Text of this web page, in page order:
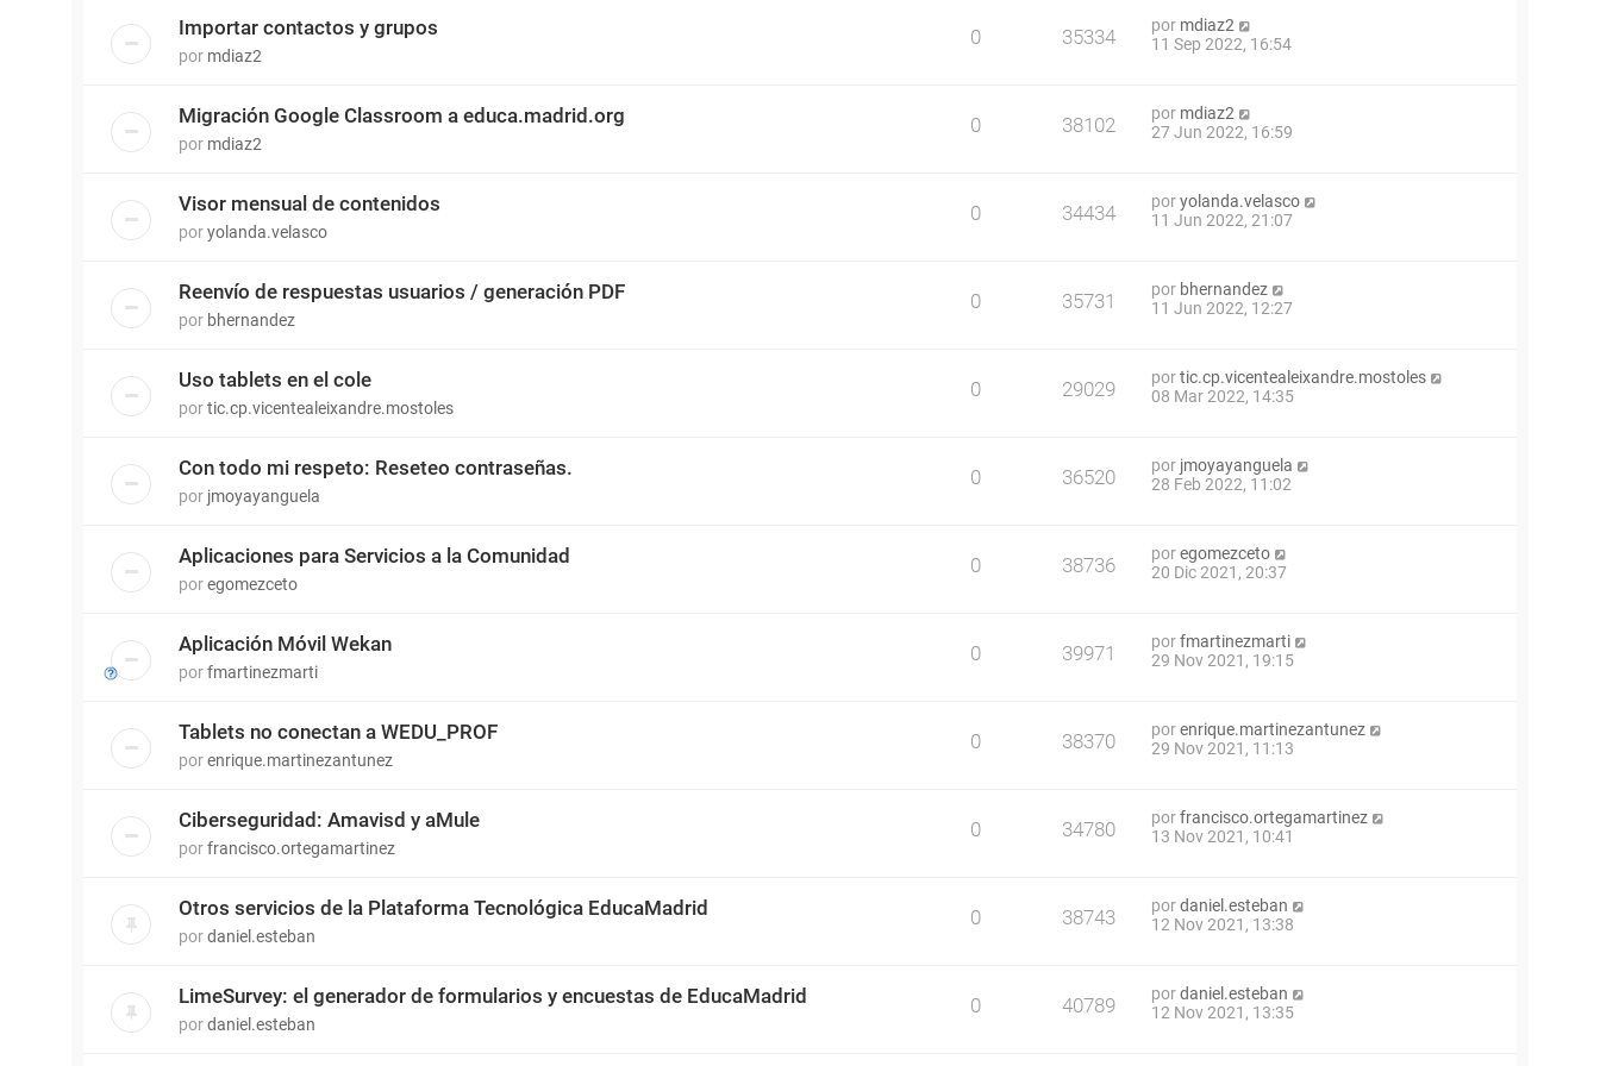
Importar contactos y grupos
por mdiaz2
0 35334 por mdiaz2
11 Sep 2022, 16:54
Migración Google Classroom a educa.madrid.org
por mdiaz2
0 38102 por mdiaz2
27 Jun 2022, 16:59
Visor mensual de contenidos
poryolanda.velasco
0 34434 poryolanda.velasco
11 Jun 2022, 21:07
Reenvío de respuestas usuarios / generación PDF
por bhernandez
0 35731 por bhernandez
11 Jun 2022, 12:27
Uso tablets en el cole
portic.cp.vicentealeixandre.mostoles
0 29029 portic.cp.vicentealeixandre.mostoles
08 Mar 2022, 14:35
Con todo mi respeto: Reseteo contraseñas.
por jmoyayanguela
0 36520 por jmoyayanguela
28 Feb 2022, 11:02
Aplicaciones para Servicios a la Comunidad
poregomezceto
0 38736 poregomezceto
20 Dic 2021, 20:37
Aplicación Móvil Wekan
porfmartinezmarti
0 39971 porfmartinezmarti
29 Nov 2021, 19:15
Tablets no conectan a WEDU_PROF
porenrique.martinezantunez
0 38370 porenrique.martinezantunez
29 Nov 2021, 11:13
Ciberseguridad: Amavisd y aMule
porfrancisco.ortegamartinez
0 34780 porfrancisco.ortegamartinez
13 Nov 2021, 10:41
Otros servicios de la Plataforma Tecnológica EducaMadrid
pordaniel.esteban
0 38743 pordaniel.esteban
12 Nov 2021, 13:38
LimeSurvey: el generador de formularios y encuestas de EducaMadrid
pordaniel.esteban
0 40789 pordaniel.esteban
12 Nov 2021, 13:35